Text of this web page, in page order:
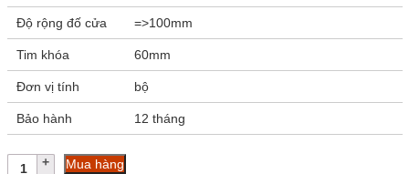
Độ rộng đố cửa =>100mm
Tim khóa 60mm
Đơn vị tính bộ
Bảo hành 12 tháng
Khóa
Mua hàng